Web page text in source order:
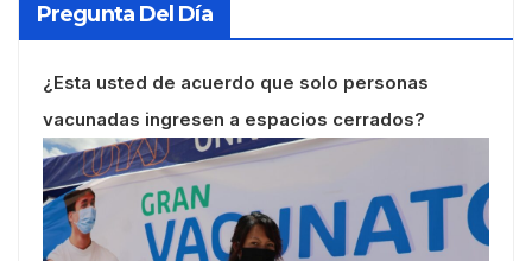
Pregunta Del Día
¿Esta usted de acuerdo que solo personas
vacunadas ingresen a espacios cerrados?